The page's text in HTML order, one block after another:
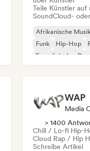
Teile Künstler auf
SoundCloud-
Afrikanische
Funk
Hip-Hop
Französischer Rap
WAP
Media
> 1400
Chill / Lo-fi Hip-
Cloud Rap / Hip
Schreibe Artikel